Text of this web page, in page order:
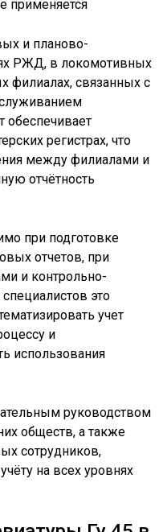
и планово-
РЖД, в локомотивных
филиалах, связанных с
обеспечивает
регистрах, что
между филиалами и
отчётность
при подготовке
отчетов, при
и контрольно-
это
учет
и
использования
руководством
обществ, а также
сотрудников,
на всех уровнях